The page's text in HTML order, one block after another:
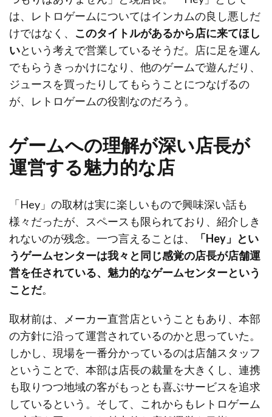
は、レトロゲームについてはインカムの良し悪しだ
けではなく、 このタイトルがあるから店に来てほし
いという考えで営業しているそうだ。店に足を運ん
でもらうきっかけになり、他のゲームで遊んだり、
ジュースを買ったりしてもらうことにつなげるの
が、レトロゲームの役割なのだろう。
ゲームへの理解が深い店長が
運営する魅力的な店
「Hey」の取材は実に楽しいもので興味深い話も
様々だったが、スペースも限られており、紹介しき
れないのが残念。一つ言えることは、
「Hey」とい
うゲームセンターは我々と同じ感覚の店長が店舗運
営を任されている、魅力的なゲームセンターという
ことだ。
取材前は、メーカー直営店ということもあり、本部
の方針に沿って運営されているのかと思っていた。
しかし、現場を一番分かっているのは店舗スタッフ
ということで、本部は店長の裁量を大きくし、連携
も取りつつ地域の客がもっとも喜ぶサービスを追求
しているという。そして、これからもレトロゲーム